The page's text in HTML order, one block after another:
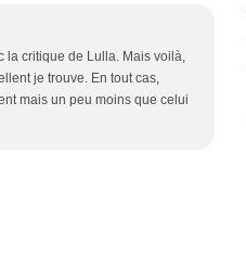
la critique de Lulla. Mais voilà,
je trouve. En tout cas,
mais un peu moins que celui